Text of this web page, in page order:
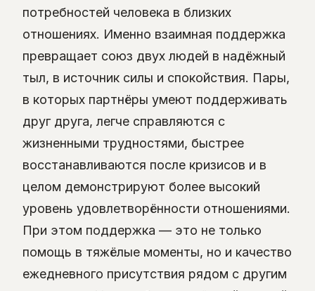
потребностей человека в близких
отношениях. Именно взаимная поддержка
превращает союз двух людей в надёжный
тыл, в источник силы и спокойствия. Пары,
в которых партнёры умеют поддерживать
друг друга, легче справляются с
жизненными трудностями, быстрее
восстанавливаются после кризисов и в
целом демонстрируют более высокий
уровень удовлетворённости отношениями.
При этом поддержка — это не только
помощь в тяжёлые моменты, но и качество
ежедневного присутствия рядом с другим